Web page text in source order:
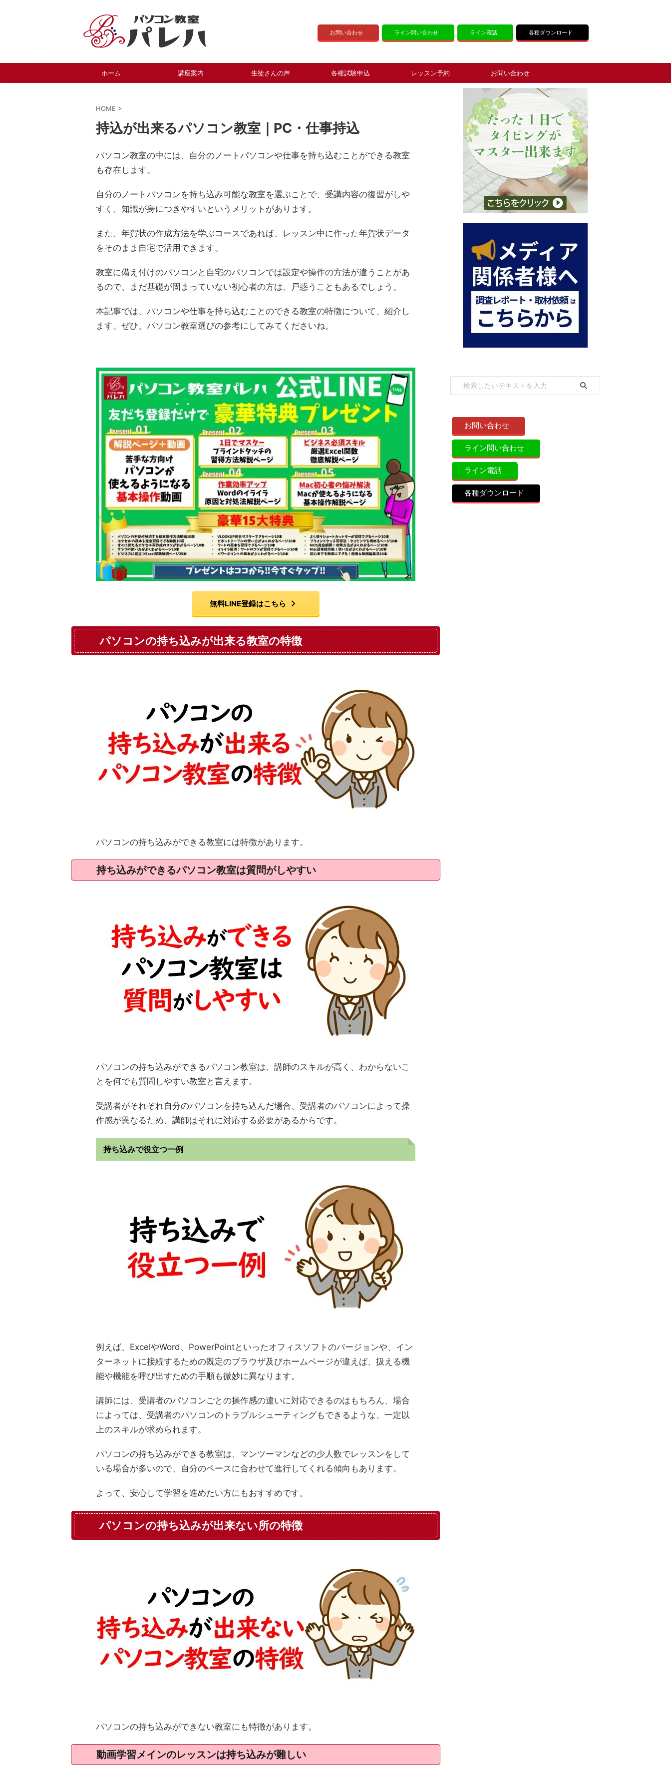
お問い合わせ ライン問い合わせ ライン電話 各種ダウンロード
ホーム 講座案内 生徒さんの声 各種試験申込 レッスン予約 お問い合わせ
HOME >
持込が出来るパソコン教室｜PC・仕事持込
パソコン教室の中には、自分のノートパソコンや仕事を持ち込むことができる教室
も存在します。
自分のノートパソコンを持ち込み可能な教室を選ぶことで、受講内容の復習がしや
すく、知識が身につきやすいというメリットがあります。
また、年賀状の作成方法を学ぶコースであれば、レッスン中に作った年賀状データ
をそのまま自宅で活用できます。
教室に備え付けのパソコンと自宅のパソコンでは設定や操作の方法が違うことがあ
るので、まだ基礎が固まっていない初心者の方は、戸惑うこともあるでしょう。
本記事では、パソコンや仕事を持ち込むことのできる教室の特徴について、紹介し
ます。ぜひ、パソコン教室選びの参考にしてみてくださいね。
無料LINE登録はこちら
パソコンの持ち込みが出来る教室の特徴
パソコンの持ち込みができる教室には特徴があります。
持ち込みができるパソコン教室は質問がしやすい
パソコンの持ち込みができるパソコン教室は、講師のスキルが高く、わからないこ
とを何でも質問しやすい教室と言えます。
受講者がそれぞれ自分のパソコンを持ち込んだ場合、受講者のパソコンによって操
作感が異なるため、講師はそれに対応する必要があるからです。
持ち込みで役立つ一例
例えば、ExcelやWord、PowerPointといったオフィスソフトのバージョンや、イン
ターネットに接続するための既定のブラウザ及びホームページが違えば、扱える機
能や機能を呼び出すための手順も微妙に異なります。
講師には、受講者のパソコンごとの操作感の違いに対応できるのはもちろん、場合
によっては、受講者のパソコンのトラブルシューティングもできるような、一定以
上のスキルが求められます。
パソコンの持ち込みができる教室は、マンツーマンなどの少人数でレッスンをして
いる場合が多いので、自分のペースに合わせて進行してくれる傾向もあります。
よって、安心して学習を進めたい方にもおすすめです。
パソコンの持ち込みが出来ない所の特徴
パソコンの持ち込みができない教室にも特徴があります。
動画学習メインのレッスンは持ち込みが難しい
お問い合わせ
ライン問い合わせ
ライン電話
各種ダウンロード